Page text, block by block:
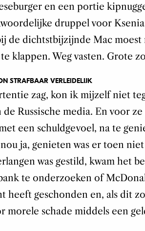
en een portie
druppel voor
de dichtstbijzijnde Mac moest
klappen. Weg vasten. Grote
STRAFBAAR VERLEIDELIJK
zag, kon ik mijzelf niet
Russische media. En voor
een schuldgevoel, na te
ja, genieten was er toen
was gestild, kwam het
te onderzoeken of
heeft geschonden en, als dit
morele schade middels een